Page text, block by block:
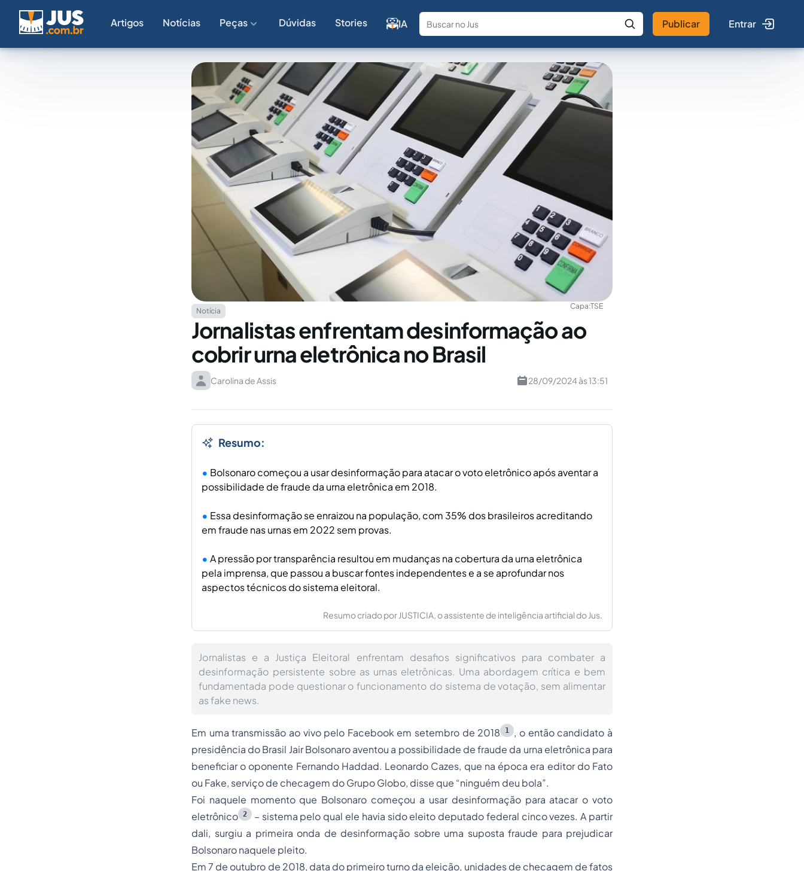
Artigos Notícias Peças Dúvidas Stories IA
Fale com a IA Buscar no Jus
Publicar Entrar
Capa:TSE
Notícia
Jornalistas enfrentam desinformação ao
cobrir urna eletrônica no Brasil
Carolina de Assis 28/09/2024 às 13:51
Resumo:
Bolsonaro começou a usar desinformação para atacar o voto eletrônico após aventar a
possibilidade de fraude da urna eletrônica em 2018.
Essa desinformação se enraizou na população, com 35% dos brasileiros acreditando
em fraude nas urnas em 2022 sem provas.
A pressão por transparência resultou em mudanças na cobertura da urna eletrônica
pela imprensa, que passou a buscar fontes independentes e a se aprofundar nos
aspectos técnicos do sistema eleitoral.
Resumo criado por JUSTICIA, o assistente de inteligência artificial do Jus.
Jornalistas e a Justiça Eleitoral enfrentam desafios significativos para combater a
desinformação persistente sobre as urnas eletrônicas. Uma abordagem crítica e bem
fundamentada pode questionar o funcionamento do sistema de votação, sem alimentar
as fake news.
Em uma transmissão ao vivo pelo Facebook em setembro de 2018 1
, o então candidato à
presidência do Brasil Jair Bolsonaro aventou a possibilidade de fraude da urna eletrônica para
beneficiar o oponente Fernando Haddad. Leonardo Cazes, que na época era editor do Fato
ou Fake, serviço de checagem do Grupo Globo, disse que “ninguém deu bola”.
Foi naquele momento que Bolsonaro começou a usar desinformação para atacar o voto
eletrônico
2
– sistema pelo qual ele havia sido eleito deputado federal cinco vezes. A partir
dali, surgiu a primeira onda de desinformação sobre uma suposta fraude para prejudicar
Bolsonaro naquele pleito.
Em 7 de outubro de 2018, data do primeiro turno da eleição, unidades de checagem de fatos